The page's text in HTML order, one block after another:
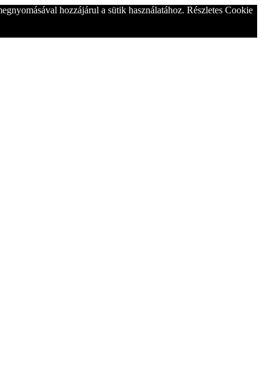
hozzájárul a sütik használatához. Részletes Cookie